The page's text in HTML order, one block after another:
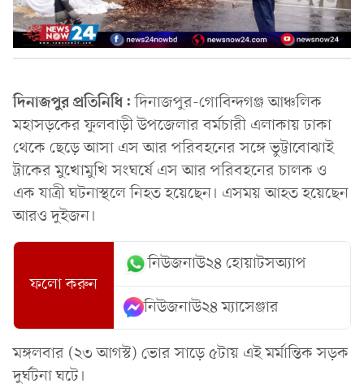
দিনাজপুর প্রতিনিধি:দিনাজপুর-গোবিন্দগঞ্জ আঞ্চলিক
মহাসড়কের ফুলবাড়ী উপজেলার বর্মচারী এলাকায় ঢাকা
থেকে ছেড়ে আসা এস আর পরিবহনের সঙ্গে ভুট্টাবোঝাই
ট্রাকের মুখোমুখি সংঘর্ষে এস আর পরিবহনের চালক ও
এক যাত্রী ঘটনাস্থলে নিহত হয়েছেন। এসময় আহত হয়েছেন
আরও দুইজন।
ফলো করুন
নিউজনাউ২৪ হোয়াটসঅ্যাপ
নিউজনাউ২৪ ম্যাসেঞ্জার
মঙ্গলবার (২৩ আগস্ট) ভোর সাড়ে ৫টায় এই মর্মান্তিক সড়ক
দুর্ঘটনা ঘটে।